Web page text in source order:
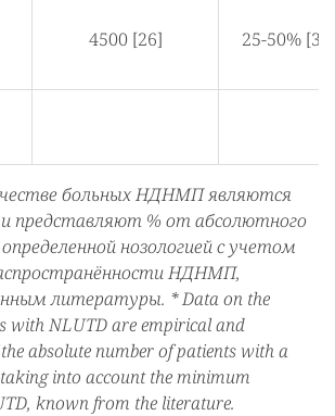
4500 [26] 25-50% [31]
больных НДНМП являются
представляют % от абсолютного
нозологией с учетом
НДНМП,
литературы. * Data on the
with NLUTD are empirical and
absolute number of patients with a
into account the minimum
known from the literature.